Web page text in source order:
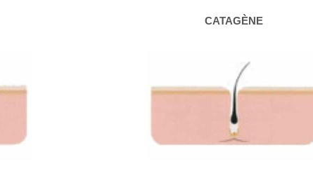
CATAGÈNE